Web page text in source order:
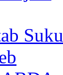
Suku